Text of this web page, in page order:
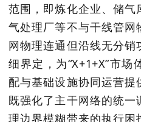
范围，即炼化企业、储气
气处理厂等不与干线管
网物理连通但沿线无分
细界定，为“X+1+X”市场
配与基础设施协同运营提
既强化了主干网络的统
理边界模糊带来的执行困